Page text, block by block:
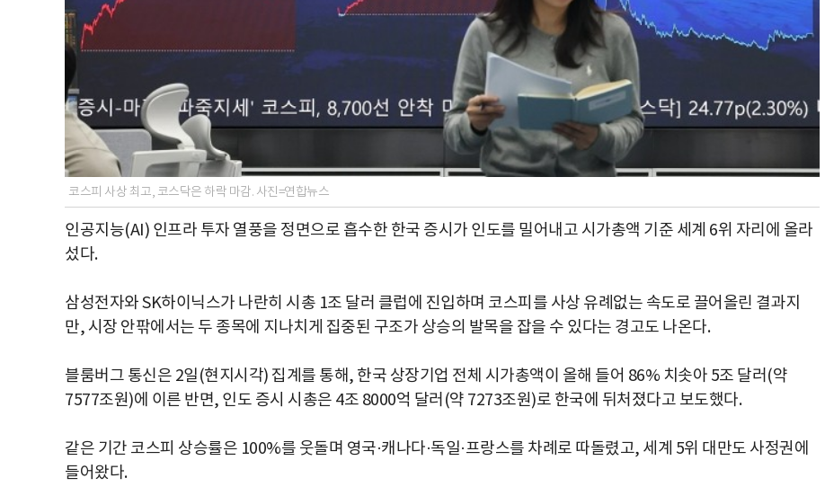
코스피 사상 최고, 코스닥은 하락 마감. 사진=연합뉴스
인공지능(AI) 인프라 투자 열풍을 정면으로 흡수한 한국 증시가 인도를 밀어내고 시가총액 기준 세계 6위 자리에 올라
섰다.
삼성전자와 SK하이닉스가 나란히 시총 1조 달러 클럽에 진입하며 코스피를 사상 유례없는 속도로 끌어올린 결과지
만, 시장 안팎에서는 두 종목에 지나치게 집중된 구조가 상승의 발목을 잡을 수 있다는 경고도 나온다.
블룸버그 통신은 2일(현지시각) 집계를 통해, 한국 상장기업 전체 시가총액이 올해 들어 86% 치솟아 5조 달러(약
7577조원)에 이른 반면, 인도 증시 시총은 4조 8000억 달러(약 7273조원)로 한국에 뒤처졌다고 보도했다.
같은 기간 코스피 상승률은 100%를 웃돌며 영국·캐나다·독일·프랑스를 차례로 따돌렸고, 세계 5위 대만도 사정권에
들어왔다.